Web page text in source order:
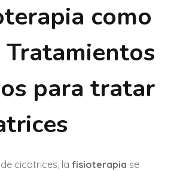
como
para tratar
cicatrices, lafisioterapia se